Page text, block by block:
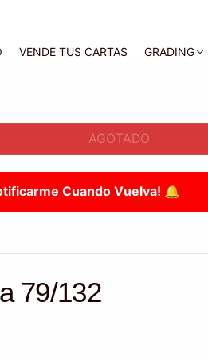
VENDE TUS CARTAS GRADING
AGOTADO
Cuando Vuelva! 🔔
79/132